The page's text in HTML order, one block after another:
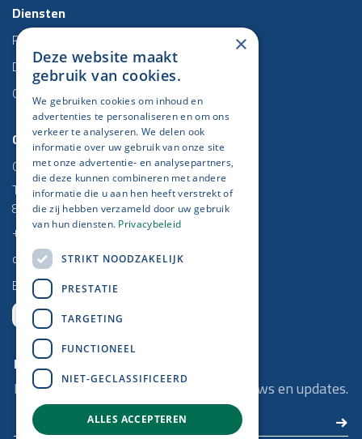
Diensten
Projectmanagement
Data & BI
Odoo
Contact
Get IT done
Torhoutse Baan 5/2,
8470 Gistel
+32 (0)59 25 52 37
contact@getitdone.be
BE 0778 670 864
Nieuwsbrief
Blijf op de hoogte van onze laatste nieuws en updates.
×
Deze website maakt
gebruik van cookies.
We gebruiken cookies om inhoud en
advertenties te personaliseren en om ons
verkeer te analyseren. We delen ook
informatie over uw gebruik van onze site
met onze advertentie- en analysepartners,
die deze kunnen combineren met andere
informatie die u aan hen heeft verstrekt of
die zij hebben verzameld door uw gebruik
van hun diensten. Privacybeleid
STRIKT NOODZAKELIJK
PRESTATIE
TARGETING
FUNCTIONEEL
NIET-GECLASSIFICEERD
ALLES ACCEPTEREN